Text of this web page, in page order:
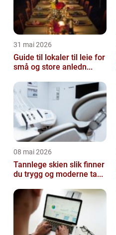
31 mai 2026
Guide til lokaler til leie for
små og store anledn...
08 mai 2026
Tannlege skien slik finner
du trygg og moderne ta...